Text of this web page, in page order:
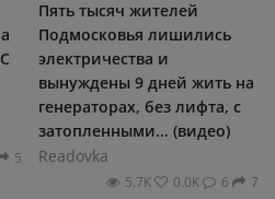
5
Пять тысяч жителей
Подмосковья лишились
электричества и
вынуждены 9 дней жить на
генераторах, без лифта, с
затопленными... (видео)
Readovka
5.7К 0.0К 6 7